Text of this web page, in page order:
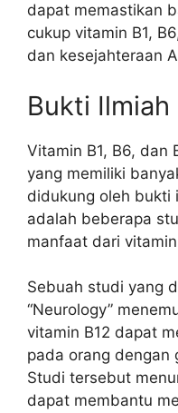
dapat memastikan
cukup vitamin B1,
dan kesejahteraan
Bukti
Vitamin B1, B6, dan
yang memiliki
didukung oleh bukti
adalah beberapa
manfaat dari
Sebuah studi yang
“Neurology”
vitamin B12 dapat
pada orang dengan
Studi tersebut
dapat membantu